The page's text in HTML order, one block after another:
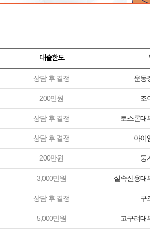
대출한도
상담 후 결정 운동
200만원 조
상담 후 결정 토스론대
상담 후 결정 아이
200만원 둥
3,000만원 실속신용대
상담 후 결정 구
5,000만원 고구려대